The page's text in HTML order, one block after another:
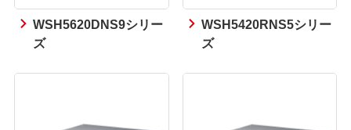
WSH5620DNS9シリー
ズ
WSH5420RNS5シリー
ズ